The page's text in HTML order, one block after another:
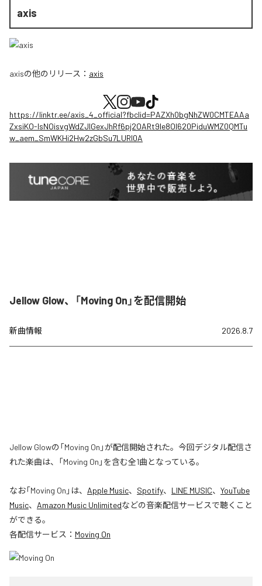
axis
axisの他のリリース： axis
https://linktr.ee/axis_4_official?fbclid=PAZXh0bgNhZW0CMTEAAa
ZxsiKO-IsNOisvgWdZJIGexJhRf6pj2OARt9le8OI620PiduWMZ0QMTu
w_aem_SmWKHi2Hw2zGbSu7LURI0A
Jellow Glow、「Moving On」を配信開始
新曲情報 2026.8.7
Jellow Glowの「Moving On」が配信開始された。今回デジタル配信さ
れた楽曲は、「Moving On」を含む全1曲となっている。
なお「Moving On 」は、 Apple Music、 Spotify、 LINE MUSIC、 YouTube
Music、 Amazon Music Unlimitedなどの音楽配信サービスで聴くこと
ができる。
各配信サービス： Moving On